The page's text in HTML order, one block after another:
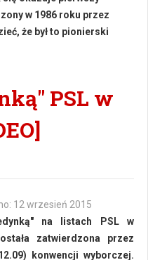
w 1986 roku przez
że był to pionierski
PSL w
12 wrzesień 2015
na listach PSL w
zatwierdzona przez
konwencji wyborczej.